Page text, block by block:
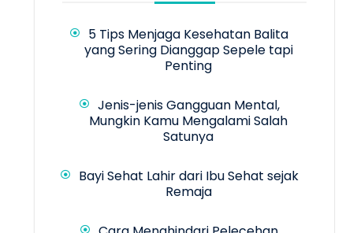
5 Tips Menjaga Kesehatan Balita
yang Sering Dianggap Sepele tapi
Penting
Jenis-jenis Gangguan Mental,
Mungkin Kamu Mengalami Salah
Satunya
Bayi Sehat Lahir dari Ibu Sehat sejak
Remaja